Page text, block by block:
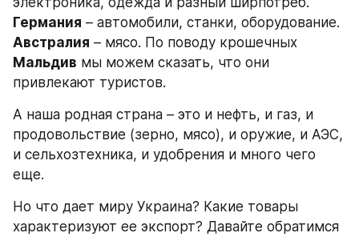
Германия
Австралия
Мальдив мы можем сказать, что они
привлекают туристов.
А наша родная страна – это и нефть, и газ, и
продовольствие (зерно, мясо), и оружие, и АЭС,
и сельхозтехника, и удобрения и много чего
еще.
Но что дает миру Украина? Какие товары
характеризуют ее экспорт? Давайте обратимся